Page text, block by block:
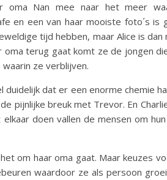
oma Nan mee naar het meer
en een van haar mooiste foto´s
tijd hebben, maar Alice is
oma terug gaat komt ze de jongen
ze verblijven.
dat er een enorme chemie
pijnlijke breuk met Trevor. En
doen vallen de mensen om
om haar oma gaat. Maar keuzes
waardoor ze als persoon